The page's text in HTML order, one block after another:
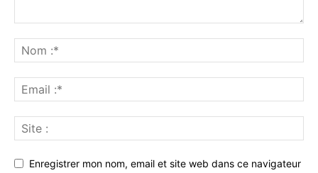
Enregistrer mon nom, email et site web dans ce navigateur